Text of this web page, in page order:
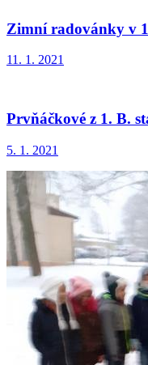
Zimní radovánky v
11. 1. 2021
Prvňáčkové z 1. B.
5. 1. 2021